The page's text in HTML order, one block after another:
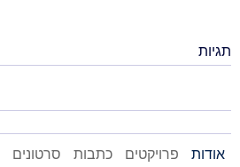
תגיות
אודות פרויקטים כתבות סרטונים